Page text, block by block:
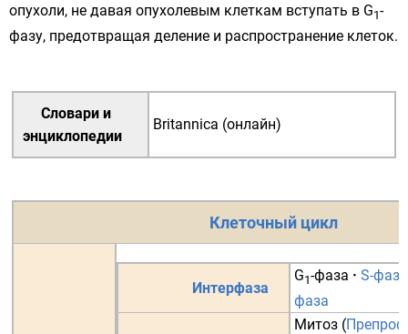
опухоли, не давая опухолевым клеткам вступать в G1-
фазу, предотвращая деление и распространение клеток.
Словари и
энциклопедии
Britannica (онлайн)
Клеточный цикл
Интерфаза
G1-фаза · S-фаза
фаза
Митоз (